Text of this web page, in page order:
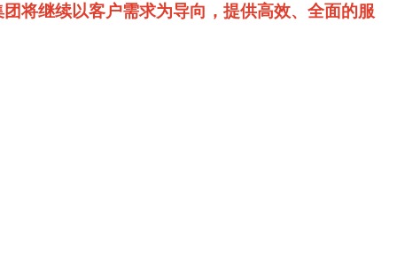
将继续以客户需求为导向，提供高效、全面的服